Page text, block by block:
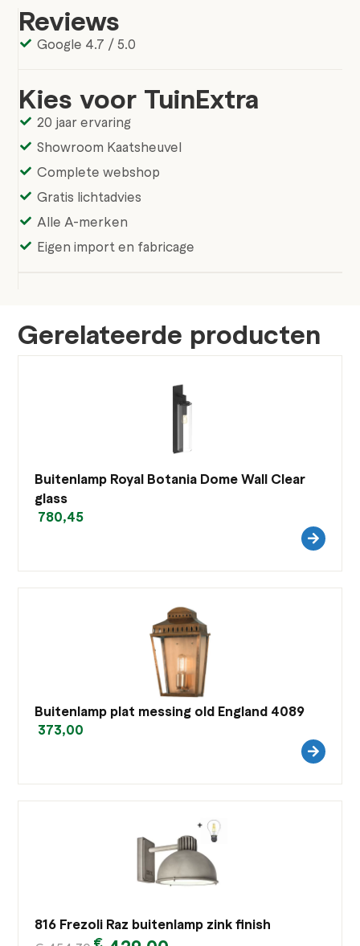
Reviews
Google 4.7 / 5.0
Kies voor TuinExtra
20 jaar ervaring
Showroom Kaatsheuvel
Complete webshop
Gratis lichtadvies
Alle A-merken
Eigen import en fabricage
Gerelateerde producten
Buitenlamp Royal Botania Dome Wall Clear
glass
780,45
Buitenlamp plat messing old England 4089
373,00
816 Frezoli Raz buitenlamp zink finish